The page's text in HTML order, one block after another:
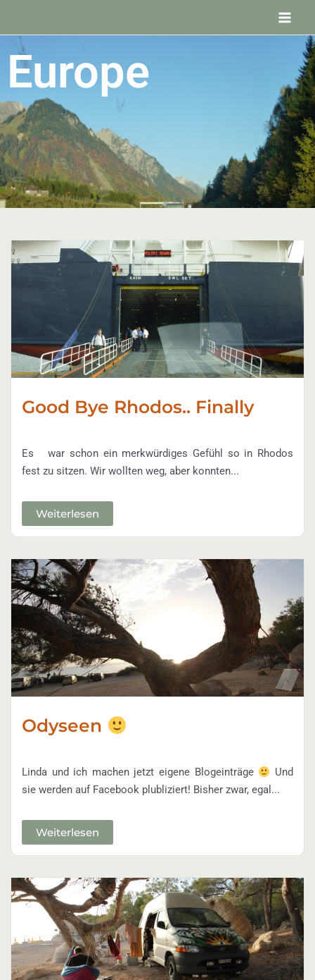
Europe
Good Bye Rhodos.. Finally
Es war schon ein merkwürdiges Gefühl so in Rhodos
fest zu sitzen. Wir wollten weg, aber konnten...
Weiterlesen
Odyseen
Linda und ich machen jetzt eigene Blogeinträge
Und
sie werden auf Facebook plubliziert! Bisher zwar, egal...
Weiterlesen